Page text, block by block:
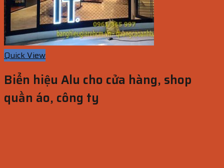
Quick View
Biển hiệu Alu cho cửa hàng, shop
quần áo, công ty